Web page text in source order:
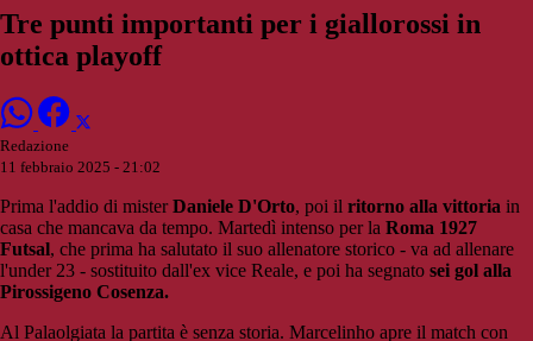
Tre punti importanti per i giallorossi in
ottica playoff
Redazione
11 febbraio 2025 - 21:02
Prima l'addio di misterDaniele D'Orto, poi il ritorno alla vittoria in
casa che mancava da tempo. Martedì intenso per la Roma 1927
Futsal, che prima ha salutato il suo allenatore storico - va ad allenare
l'under 23 - sostituito dall'ex vice Reale, e poi ha segnato sei gol alla
Pirossigeno Cosenza.
Al Palaolgiata la partita è senza storia. Marcelinho apre il match con